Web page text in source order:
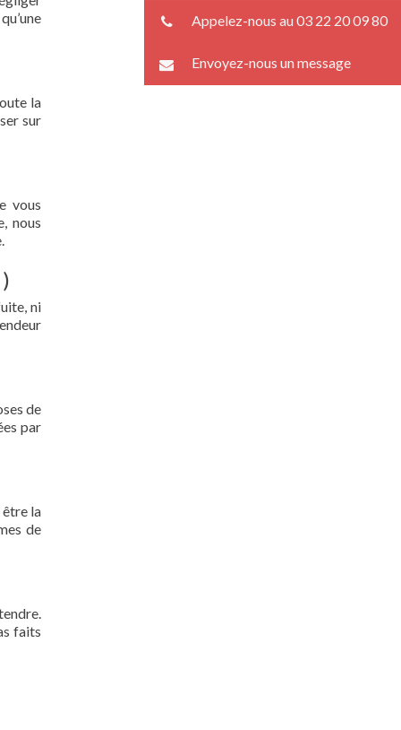
la
sur
vous
nous
ni
de
par
la
de
faits
Appelez-nous au 03 22 20 09 80
Envoyez-nous un message